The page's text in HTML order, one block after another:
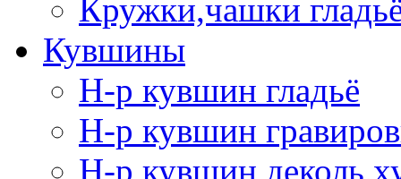
Кружки,чашки
Кувшины
Н-р кувшин гладьё
Н-р кувшин
Н-р кувшин